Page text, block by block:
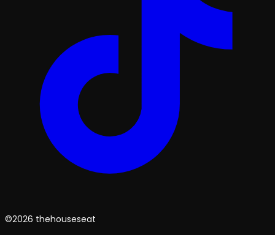
©2026 thehouseseat